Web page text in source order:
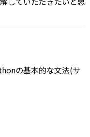
の基本的な文法(サ